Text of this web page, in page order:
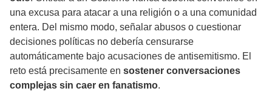
una excusa para atacar a una religión o a una comunidad
entera. Del mismo modo, señalar abusos o cuestionar
decisiones políticas no debería censurarse
automáticamente bajo acusaciones de antisemitismo. El
reto está precisamente en sostener conversaciones
complejas sin caer en fanatismo.